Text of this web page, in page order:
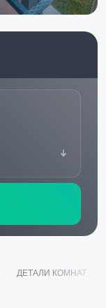
ДЕТАЛИ КОМНАТ